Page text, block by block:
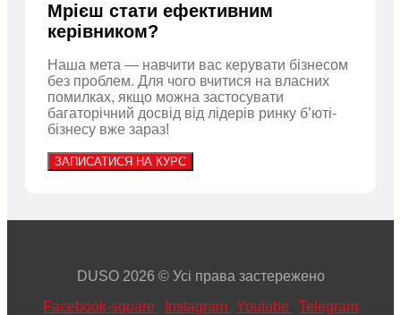
Мрієш стати ефективним
керівником?
Наша мета — навчити вас керувати бізнесом
без проблем. Для чого вчитися на власних
помилках, якщо можна застосувати
багаторічний досвід від лідерів ринку б’юті-
бізнесу вже зараз!
ЗАПИСАТИСЯ НА КУРС
DUSO 2026 © Усі права застережено
Facebook-square
Instagram Youtube Telegram